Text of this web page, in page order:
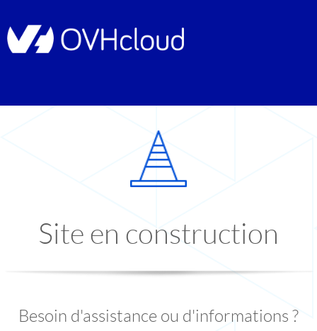
Site en construction
Besoin d'assistance ou d'informations ?